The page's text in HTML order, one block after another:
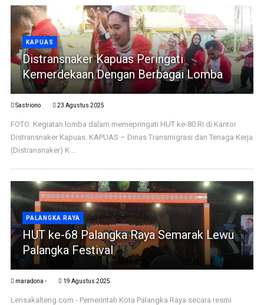
KAPUAS
Distransnaker Kapuas Peringati
Kemerdekaan Dengan Berbagai Lomba
Sastriono 23 Agustus 2025
FOTO: Kegiatan lomba dalam memepringati HUT ke-80 RI di Kantor
Distransnaker Kapuas. KAPUAS – Dinas Transmigrasi dan Tenaga Kerja
(Distransnaker) K ...
PALANGKA RAYA
HUT ke-68 Palangka Raya Semarak Lewu
Palangka Festival
maradona - 19 Agustus 2025
Lensakalteng.com - Pemerintah Kota Palangka Raya secara resmi